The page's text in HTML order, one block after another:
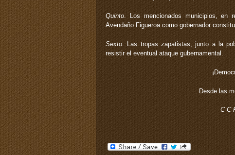
Quinto. Los mencionados municipios, en
Avendaño Figueroa como gobernador
Sexto . Las tropas zapatistas, junto a la
resistir el eventual ataque gubernamental.
Desde las
C C